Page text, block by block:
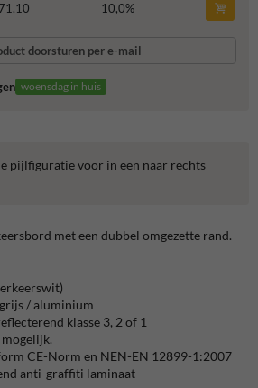
71,10 10,0%
doorsturen per e-mail
woensdag in huis
pijlfiguratie voor in een naar rechts
met een dubbel omgezette rand.
/ aluminium
klasse 3, 2 of 1
CE-Norm en NEN-EN 12899-1:2007
anti-graffiti laminaat